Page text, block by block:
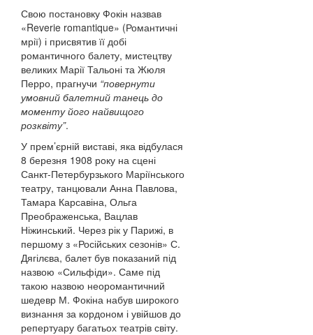
Свою постановку Фокін назвав
«Reverie romantique» (Романтичні
мрії) і присвятив її добі
романтичного балету, мистецтву
великих Марії Тальоні та Жюля
Перро, прагнучи “повернути
умовний балетний танець до
моменту його найвищого
розквіту”.
У прем’єрній виставі, яка відбулася
8 березня 1908 року на сцені
Санкт-Петербурзького Маріїнського
театру, танцювали Анна Павлова,
Тамара Карсавіна, Ольга
Преображенська, Вацлав
Ніжинський. Через рік у Парижі, в
першому з «Російських сезонів» С.
Дягілєва, балет був показаний під
назвою «Сильфіди». Саме під
такою назвою неоромантичний
шедевр М. Фокіна набув широкого
визнання за кордоном і увійшов до
репертуару багатьох театрів світу.